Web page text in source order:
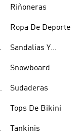
Riñoneras
Ropa De Deporte
Sandalias Y
Snowboard
Sudaderas
Tops De Bikini
Tankinis